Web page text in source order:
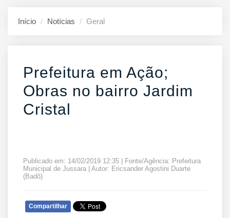
Início Notícias Geral
Prefeitura em Ação;
Obras no bairro Jardim
Cristal
Publicado em: 14/02/2019 12:35 | Fonte/Agência: Prefeitura
Municipal de Jussara | Autor: Ericsander Agostini Duarte
(Badô)
Compartilhar